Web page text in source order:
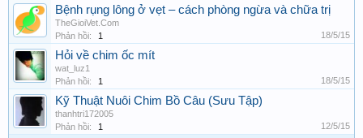
Bệnh rụng lông ở vẹt – cách phòng ngừa và chữa trị
TheGioiVet.Com
Phản hồi:
1 18/5/15
Hỏi về chim ốc mít
wat_luz1
Phản hồi:
1 18/5/15
Kỹ Thuật Nuôi Chim Bồ Câu (Sưu Tập)
thanhtri172005
Phản hồi:
1
12/5/15